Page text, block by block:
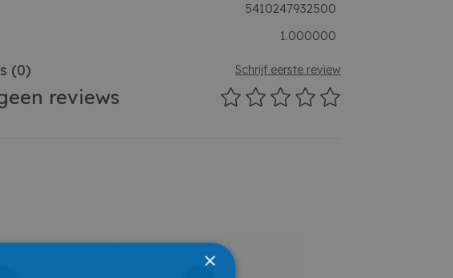
5410247932500
1.000000
(0) Schrijf eerste review
reviews
×